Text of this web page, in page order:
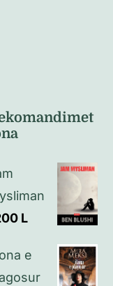
e kthimeve
e privatësisë
L
e